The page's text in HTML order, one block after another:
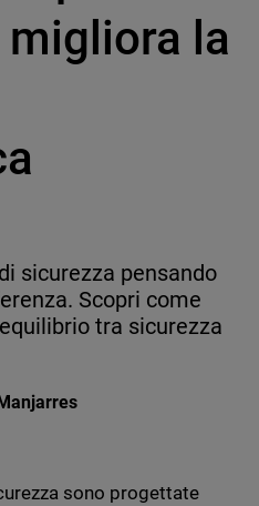
la
sicurezza pensando
Scopri come
tra sicurezza
on Reddit
sono progettate